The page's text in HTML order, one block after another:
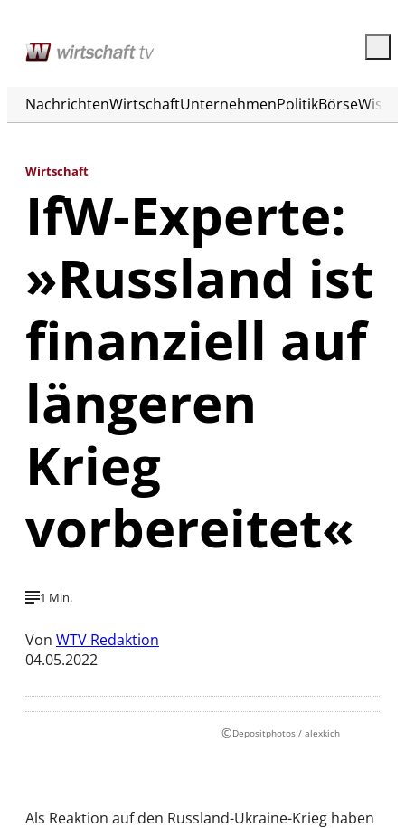
NachrichtenWirtschaftUnternehmenPolitikBörse
Wirtschaft
IfW-Experte:
»Russland ist
finanziell auf
längeren
Krieg
vorbereitet«
1 Min.
Von WTV Redaktion
04.05.2022
©Depositphotos / alexkich
Als Reaktion auf den Russland-Ukraine-Krieg haben